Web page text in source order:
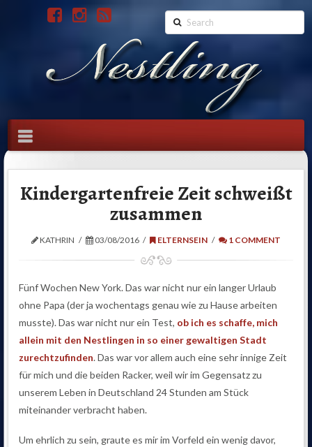
Search
Navigation
Kindergartenfreie Zeit schweißt
zusammen
KATHRIN 03/08/2016 ELTERNSEIN 1 COMMENT
Fünf Wochen New York. Das war nicht nur ein langer Urlaub
ohne Papa (der ja wochentags genau wie zu Hause arbeiten
musste). Das war nicht nur ein Test, ob ich es schaffe, mich
allein mit den Nestlingen in so einer gewaltigen Stadt
zurechtzufinden. Das war vor allem auch eine sehr innige Zeit
für mich und die beiden Racker, weil wir im Gegensatz zu
unserem Leben in Deutschland 24 Stunden am Stück
miteinander verbracht haben.
Um ehrlich zu sein, graute es mir im Vorfeld ein wenig davor,